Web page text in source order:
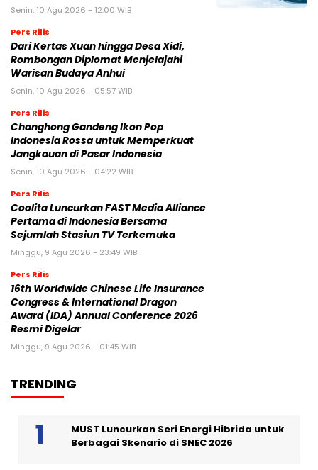
Senin, 10 Agu 2026 - 12:00 WIB
Pers Rilis
Dari Kertas Xuan hingga Desa Xidi,
Rombongan Diplomat Menjelajahi
Warisan Budaya Anhui
Senin, 10 Agu 2026 - 05:57 WIB
Pers Rilis
Changhong Gandeng Ikon Pop
Indonesia Rossa untuk Memperkuat
Jangkauan di Pasar Indonesia
Senin, 10 Agu 2026 - 04:22 WIB
Pers Rilis
Coolita Luncurkan FAST Media Alliance
Pertama di Indonesia Bersama
Sejumlah Stasiun TV Terkemuka
Minggu, 9 Agu 2026 - 23:49 WIB
Pers Rilis
16th Worldwide Chinese Life Insurance
Congress & International Dragon
Award (IDA) Annual Conference 2026
Resmi Digelar
Minggu, 9 Agu 2026 - 01:45 WIB
TRENDING
MUST Luncurkan Seri Energi Hibrida untuk
Berbagai Skenario di SNEC 2026